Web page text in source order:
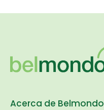
Acerca de Belmondo